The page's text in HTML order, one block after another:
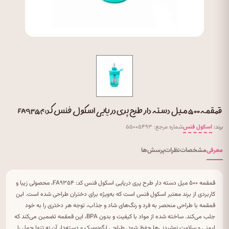
قمقمه ۵۰۰ میل دسته دار طرح پری دریایی اسکول فنس کد: FA۹۳۵۴
برند: اسکول فنسشماره مرجع: ۵۵۰۰۵۴۹۳
معرفیمشخصاتنظراتپرسش‌ها
قمقمه ۵۰۰ میل دسته دار طرح پری دریایی اسکول فنس کد: FA۹۳۵۴، محصولی زیبا و
کاربردی از برند معتبر اسکول فنس است که به‌ویژه برای دختران طراحی شده است. این
قمقمه با طراحی منحصر به فرد و رنگ‌های شاد و جذاب، توجه هر دختری را به خود
جلب می‌کند. ساخته شده از مواد با کیفیت و بدون BPA، این قمقمه تضمین می‌کند که